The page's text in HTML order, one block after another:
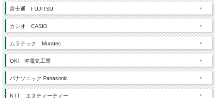
富士通 FUJITSU
カシオ CASIO
ムラテック Muratec
OKI 沖電気工業
パナソニック Panasonic
NTT エヌティーティー